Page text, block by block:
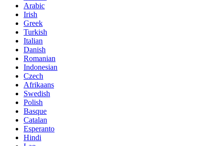
Arabic
Irish
Greek
Turkish
Italian
Danish
Romanian
Indonesian
Czech
Afrikaans
Swedish
Polish
Basque
Catalan
Esperanto
Hindi